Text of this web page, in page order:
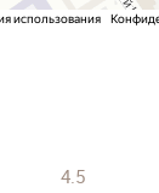
4.5